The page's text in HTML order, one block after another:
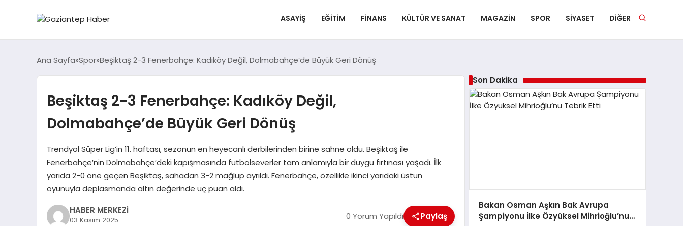
ASAYIŞ EĞITIM FINANS KÜLTÜR VE SANAT MAGAZIN SPOR SIYASET DIĞER
Ana Sayfa Spor Beşiktaş 2-3 Fenerbahçe: Kadıköy Değil, Dolmabahçe’de Büyük Geri Dönüş
Beşiktaş 2-3 Fenerbahçe: Kadıköy Değil,
Dolmabahçe’de Büyük Geri Dönüş
Trendyol Süper Lig’in 11. haftası, sezonun en heyecanlı derbilerinden birine sahne oldu. Beşiktaş ile
Fenerbahçe’nin Dolmabahçe’deki kapışmasında futbolseverler tam anlamıyla bir duygu fırtınası yaşadı. İlk
yarıda 2-0 öne geçen Beşiktaş, sahadan 3-2 mağlup ayrıldı. Fenerbahçe, özellikle ikinci yarıdaki üstün
oyunuyla deplasmanda altın değerinde üç puan aldı.
HABER MERKEZİ
03 Kasım 2025 0 Yorum Yapıldı Paylaş
Son Dakika
Bakan Osman Aşkın Bak Avrupa
Şampiyonu İlke Özyüksel Mihrioğlu’nu